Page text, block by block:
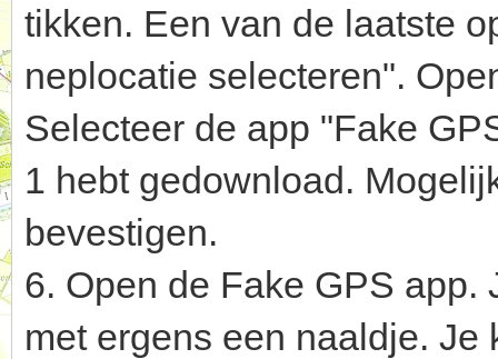
tikken. Een van de laatste
neplocatie selecteren".
Selecteer de app "Fake
1 hebt gedownload.
bevestigen.
6. Open de Fake GPS app.
met ergens een naaldje. Je